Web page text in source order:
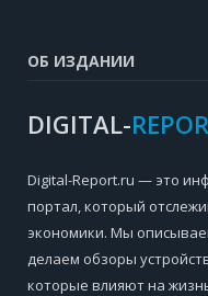
ОБ ИЗДАНИИ
DIGITAL-
Digital-Report.ru — это
портал, который
экономики. Мы
делаем обзоры
которые влияют на